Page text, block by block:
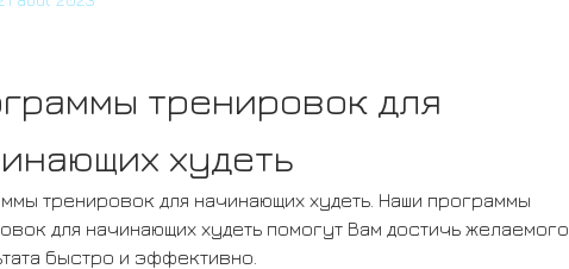
тренировок для
худеть
тренировок для начинающих худеть. Наши программы
для начинающих худеть помогут Вам достичь желаемого
быстро и эффективно.